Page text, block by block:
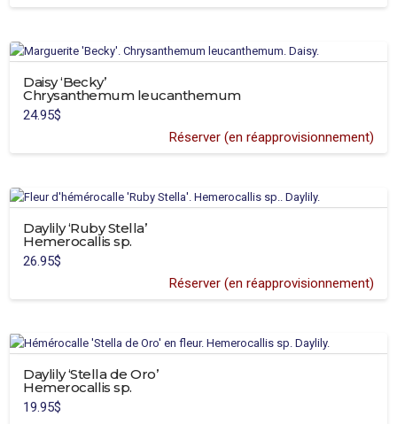
12.95$
Daisy ‘Becky’
Chrysanthemum leucanthemum
24.95$
Réserver (en réapprovisionnement)
Daylily ‘Ruby Stella’
Hemerocallis sp.
26.95$
Réserver (en réapprovisionnement)
Daylily ‘Stella de Oro’
Hemerocallis sp.
19.95$